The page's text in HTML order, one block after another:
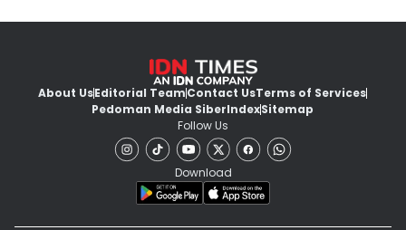
About UsEditorial TeamContact UsTerms of Services
Pedoman Media SiberIndexSitemap
Follow Us
Download